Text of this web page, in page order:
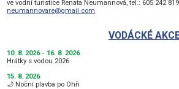
ve vodní turistice Renata Neumannová, tel.: 605 242
neumannovare@gmail.com
VODÁCKÉ
10. 8. 2026 - 16. 8. 2026
Hrátky s vodou 2026
15. 8. 2026
🌙 Noční plavba po Ohři